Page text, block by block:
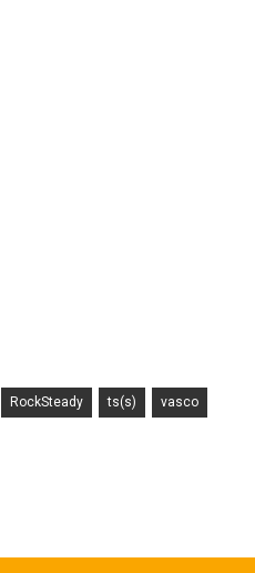
RockSteady ts(s) vasco